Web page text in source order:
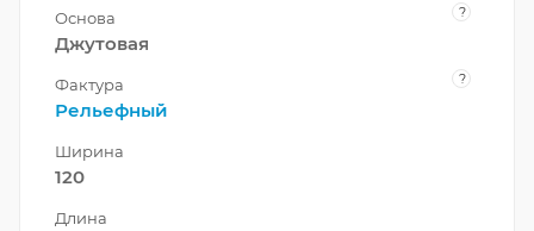
Основа ?
Джутовая
Фактура ?
Рельефный
Ширина
120
Длина